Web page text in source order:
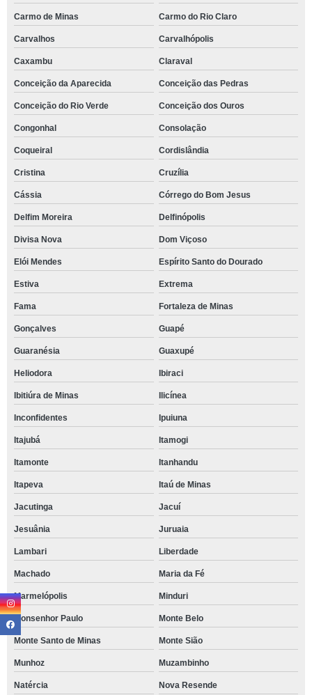
Carmo de Minas Carmo do Rio Claro
Carvalhos Carvalhópolis
Caxambu Claraval
Conceição da Aparecida Conceição das Pedras
Conceição do Rio Verde Conceição dos Ouros
Congonhal Consolação
Coqueiral Cordislândia
Cristina Cruzília
Cássia Córrego do Bom Jesus
Delfim Moreira Delfinópolis
Divisa Nova Dom Viçoso
Elói Mendes Espírito Santo do Dourado
Estiva Extrema
Fama Fortaleza de Minas
Gonçalves Guapé
Guaranésia Guaxupé
Heliodora Ibiraci
Ibitiúra de Minas Ilicínea
Inconfidentes Ipuiuna
Itajubá Itamogi
Itamonte Itanhandu
Itapeva Itaú de Minas
Jacutinga Jacuí
Jesuânia Juruaia
Lambari Liberdade
Machado Maria da Fé
Marmelópolis Minduri
Monsenhor Paulo Monte Belo
Monte Santo de Minas Monte Sião
Munhoz Muzambinho
Natércia Nova Resende